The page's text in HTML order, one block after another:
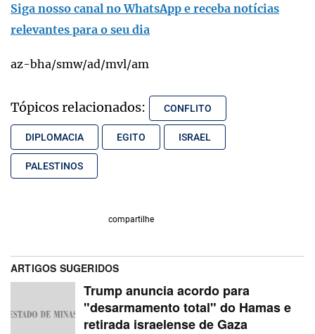
Siga nosso canal no WhatsApp e receba notícias
relevantes para o seu dia
az-bha/smw/ad/mvl/am
Tópicos relacionados: CONFLITO
DIPLOMACIA EGITO ISRAEL
PALESTINOS
compartilhe